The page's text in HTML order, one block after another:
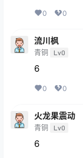
0 0
流川枫
青铜 Lv0
6
0 0
火龙果震动
青铜 Lv0
6